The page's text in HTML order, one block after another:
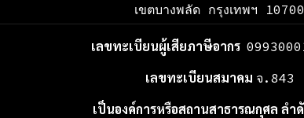
เขตบางพลัด กรุงเทพฯ 10700
เลขทะเบียนผู้เสียภาษีอากร
เลขทะเบียนสมาคม จ.843
เป็นองค์การหรือสถานสาธารณกุศล ลำ